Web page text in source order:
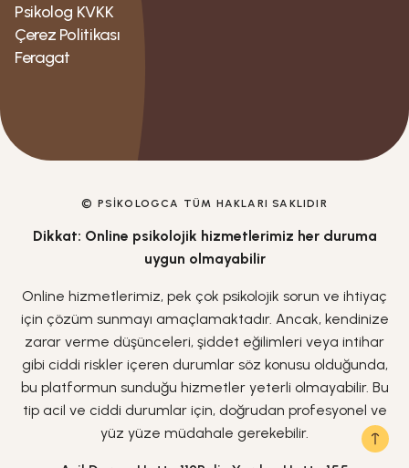
Psikolog KVKK
Çerez Politikası
Feragat
© PSIKOLOGCA TÜM HAKLARI SAKLIDIR
Dikkat: Online psikolojik hizmetlerimiz her duruma
uygun olmayabilir
Online hizmetlerimiz, pek çok psikolojik sorun ve ihtiyaç
için çözüm sunmayı amaçlamaktadır. Ancak, kendinize
zarar verme düşünceleri, şiddet eğilimleri veya intihar
gibi ciddi riskler içeren durumlar söz konusu olduğunda,
bu platformun sunduğu hizmetler yeterli olmayabilir. Bu
tip acil ve ciddi durumlar için, doğrudan profesyonel ve
yüz yüze müdahale gerekebilir.